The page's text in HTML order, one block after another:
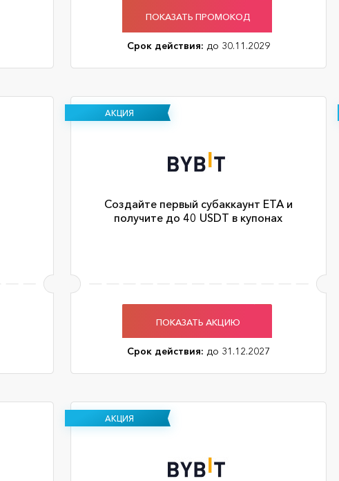
ПОКАЗАТЬ ПРОМОКОД
Срок действия: до 30.11.2029
АКЦИЯ
Создайте первый субаккаунт ЕТА и
получите до 40 USDT в купонах
ПОКАЗАТЬ АКЦИЮ
Срок действия: до 31.12.2027
АКЦИЯ